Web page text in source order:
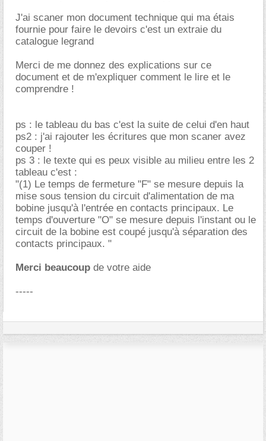
J'ai scaner mon document technique qui ma étais
fournie pour faire le devoirs c'est un extraie du
catalogue legrand
Merci de me donnez des explications sur ce
document et de m'expliquer comment le lire et le
comprendre !
ps : le tableau du bas c'est la suite de celui d'en haut
ps2 : j'ai rajouter les écritures que mon scaner avez
couper !
ps 3 : le texte qui es peux visible au milieu entre les 2
tableau c'est :
"(1) Le temps de fermeture "F" se mesure depuis la
mise sous tension du circuit d'alimentation de ma
bobine jusqu'à l'entrée en contacts principaux. Le
temps d'ouverture "O" se mesure depuis l'instant ou le
circuit de la bobine est coupé jusqu'à séparation des
contacts principaux. "
Merci beaucoup de votre aide
-----